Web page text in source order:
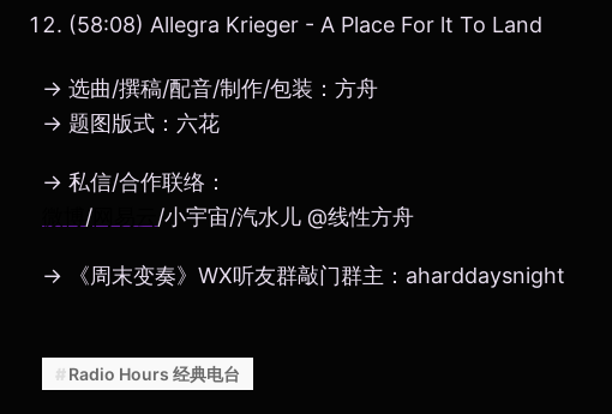
(58:08) Allegra Krieger - A Place For lt To Land
→ 选曲/撰稿/配音/制作/包装：方舟
→ 题图版式：六花
→ 私信/合作联络：
/ /小宇宙/汽水儿 @线性方舟
→ 《周末变奏》WX听友群敲门群主：aharddaysnight
Radio Hours 经典电台